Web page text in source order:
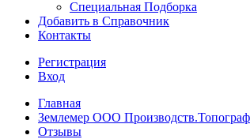
Специальная Подборка
Добавить в Справочник
Контакты
Регистрация
Вход
Главная
Землемер ООО
Отзывы